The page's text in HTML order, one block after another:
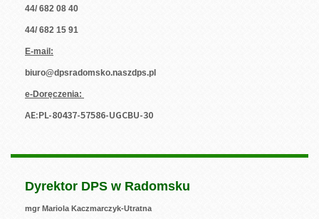
44/ 682 08 40
44/ 682 15 91
E-mail:
biuro@dpsradomsko.naszdps.pl
e-Doręczenia:
AE:PL-80437-57586-UGCBU-30
Dyrektor DPS w Radomsku
mgr Mariola Kaczmarczyk-Utratna